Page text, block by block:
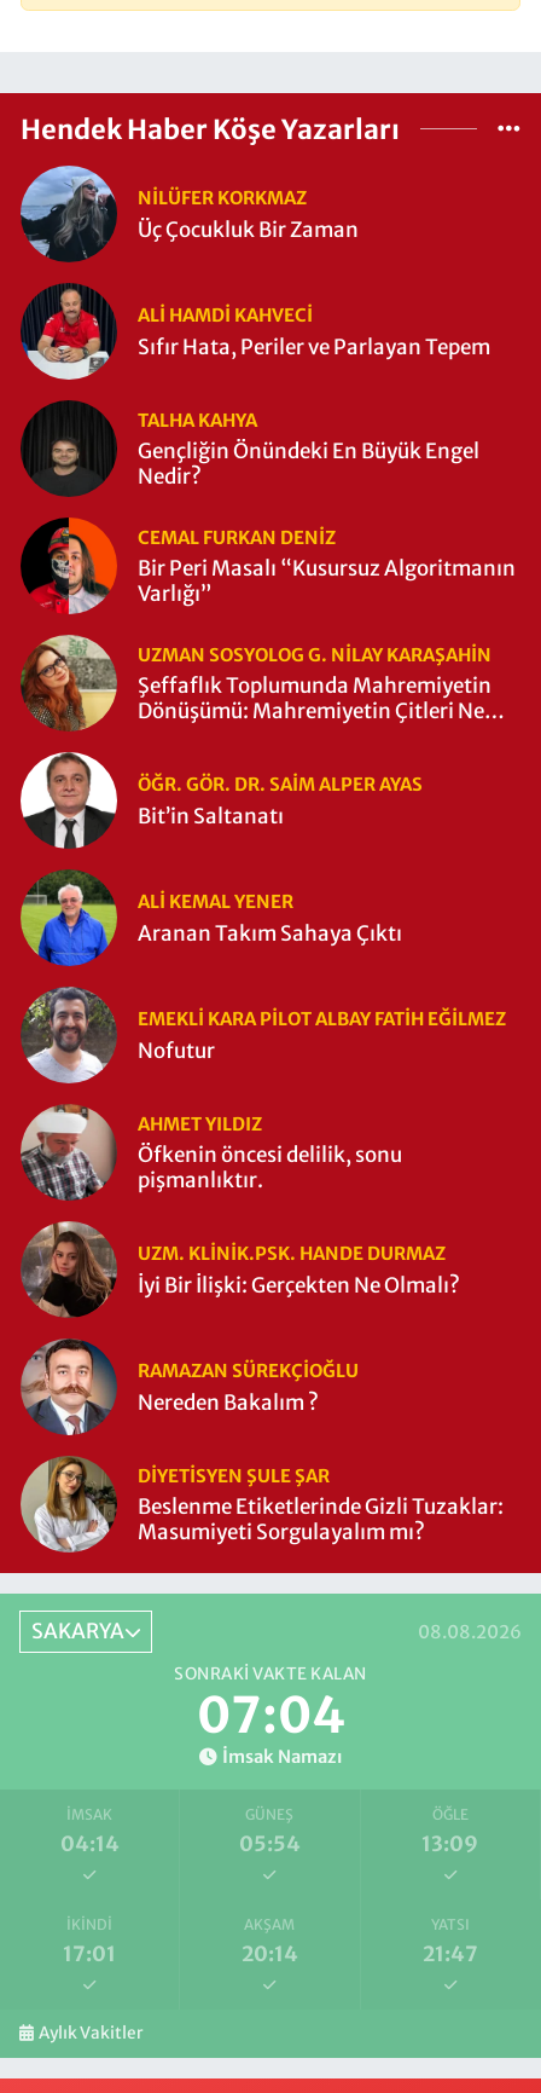
Hendek Haber Köşe Yazarları
NILÜFER KORKMAZ
Üç Çocukluk Bir Zaman
ALI HAMDI KAHVECİ
Sıfır Hata, Periler ve Parlayan Tepem
TALHA KAHYA
Gençliğin Önündeki En Büyük Engel
Nedir?
CEMAL FURKAN DENİZ
Bir Peri Masalı “Kusursuz Algoritmanın
Varlığı”
UZMAN SOSYOLOG G. NILAY KARAŞAHİN
Şeffaflık Toplumunda Mahremiyetin
Dönüşümü: Mahremiyetin Çitleri Ne
ÖĞR. GÖR. DR. SAIM ALPER AYAS
Bit’in Saltanatı
ALI KEMAL YENER
Aranan Takım Sahaya Çıktı
EMEKLI KARA PILOT ALBAY FATIH EĞİLMEZ
Nofutur
AHMET YILDIZ
Öfkenin öncesi delilik, sonu
pişmanlıktır.
UZM. KLINIK.PSK. HANDE DURMAZ
İyi Bir İlişki: Gerçekten Ne Olmalı?
RAMAZAN SÜREKÇIOĞLU
Nereden Bakalım ?
DIYETISYEN ŞULE ŞAR
Beslenme Etiketlerinde Gizli Tuzaklar:
Masumiyeti Sorgulayalım mı?
SAKARYA 08.08.2026
SONRAKI VAKTE KALAN
07:04
İmsak Namazı
İMSAK
04:14
GÜNEŞ
05:54
ÖĞLE
13:09
İKINDI
17:01
AKŞAM
20:14
YATSI
21:47
Aylık Vakitler